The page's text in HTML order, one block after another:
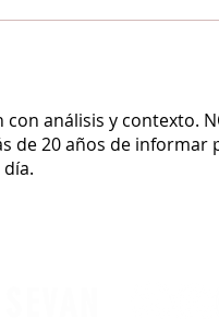
análisis y contexto.
de 20 años de informar